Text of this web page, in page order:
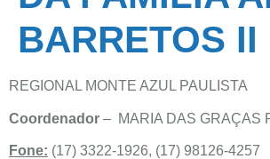
BARRETOS II
REGIONAL MONTE AZUL PAULISTA
Coordenador – MARIA DAS GRAÇAS
Fone: (17) 3322-1926, (17) 98126-4257